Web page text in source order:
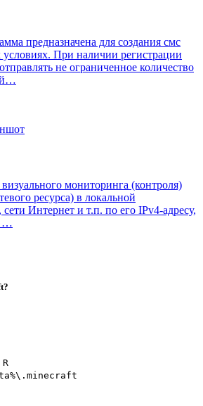
предназначена для создания смс
При наличии регистрации
не ограниченное количество
мониторинга (контроля)
ресурса) в локальной
Интернет и т.п. по его IPv4-адресу,
…